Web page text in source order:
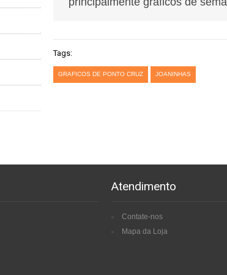
Tags:
GRAFICOS DE PONTO CRUZ JOANINHAS
Atendimento
Contate-nos
Mapa da Loja